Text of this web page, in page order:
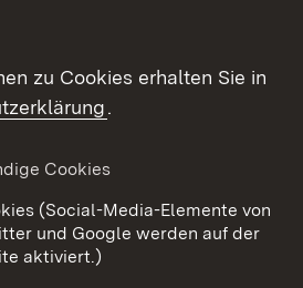
Datenschutz
Cookies
zu Cookies erhalten Sie in
.
Cookies
(Social-Media-Elemente von
und Google werden auf der
aktiviert.)